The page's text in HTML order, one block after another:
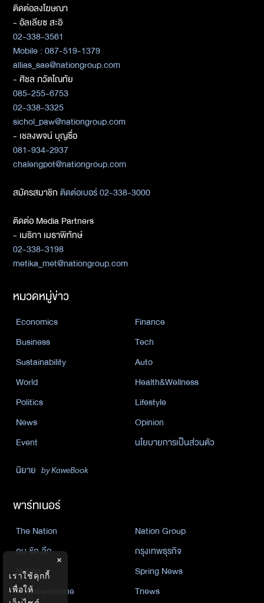
ติดต่อลงโฆษณา
- อัลเลียซ สะอิ
02-338-3561
Mobile : 087-519-1379
allias_sae@nationgroup.com
- ศิชล ภวัตโณทัย
085-255-6753
02-338-3325
sichol_paw@nationgroup.com
- เชลงพจน์ บุญซื่อ
081-934-2937
chalengpot@nationgroup.com
สมัครสมาชิกติดต่อเบอร์ 02-338-3000
ติดต่อ Media Partners
- เมธิกา เมธาพิทักษ์
02-338-3198
metika_met@nationgroup.com
หมวดหมู่ข่าว
Economics
Finance
Business
Tech
Sustainability
Auto
World
Health&Wellness
Politics
Lifestyle
News
Opinion
Event
นโยบายการเป็นส่วนตัว
นิยาย by KaweBook
พาร์ทเนอร์
The Nation
Nation Group
คม ชัด ลึก
กรุงเทพธุรกิจ
Nation
Spring News
Thainewsonline
Tnews
×
เราใช้คุกกี้
เพื่อให้